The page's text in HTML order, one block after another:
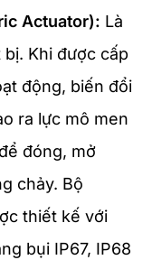
Actuator): Là
Khi được cấp
động, biến đổi
ra lực mô men
đóng, mở
chảy. Bộ
thiết kế với
bụi IP67, IP68